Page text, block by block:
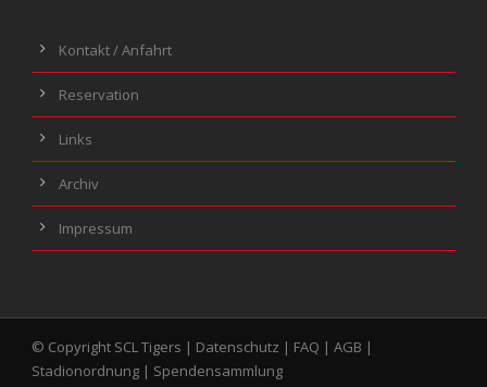
Kontakt / Anfahrt
Reservation
Links
Archiv
Impressum
© Copyright SCL Tigers | Datenschutz | FAQ | AGB |
Stadionordnung | Spendensammlung